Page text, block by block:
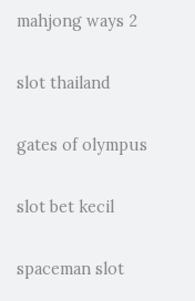
mahjong ways 2
slot thailand
gates of olympus
slot bet kecil
spaceman slot